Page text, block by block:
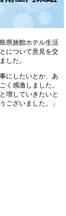
県旅館ホテル生活
について意見を交
した。
にしたいとか、あ
く感激しました。
増していきたいと
ございました。」